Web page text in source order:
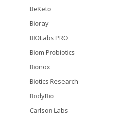
BeKeto
Bioray
BIOLabs PRO
Biom Probiotics
Bionox
Biotics Research
BodyBio
Carlson Labs